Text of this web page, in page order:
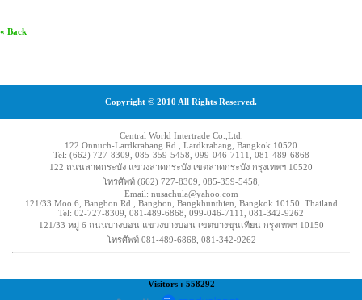
« Back
Copyright © 2010 All Rights Reserved.
Central World Intertrade Co.,Ltd.
122 Onnuch-Lardkrabang Rd., Lardkrabang, Bangkok 10520
Tel: (662) 727-8309, 085-359-5458, 099-046-7111, 081-489-6868
122 ถนนลาดกระบัง แขวงลาดกระบัง เขตลาดกระบัง กรุงเทพฯ 10520
โทรศัพท์ (662) 727-8309, 085-359-5458,
Email: nusachula@yahoo.com
121/33 Moo 6, Bangbon Rd., Bangbon, Bangkhunthien, Bangkok 10150. Thailand
Tel: 02-727-8309, 081-489-6868, 099-046-7111, 081-342-9262
121/33 หมู่ 6 ถนนบางบอน แขวงบางบอน เขตบางขุนเทียน กรุงเทพฯ 10150
โทรศัพท์ 081-489-6868, 081-342-9262
Visitors : 558292